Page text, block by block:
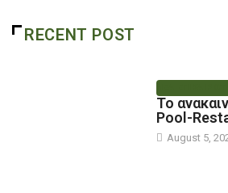
RECENT POST
Το
Pool-
August 5,